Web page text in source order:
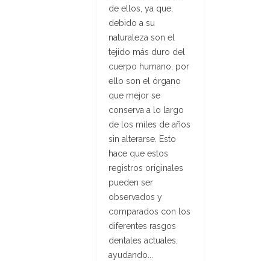
de ellos, ya que,
debido a su
naturaleza son el
tejido más duro del
cuerpo humano, por
ello son el órgano
que mejor se
conserva a lo largo
de los miles de años
sin alterarse. Esto
hace que estos
registros originales
pueden ser
observados y
comparados con los
diferentes rasgos
dentales actuales,
ayudando...